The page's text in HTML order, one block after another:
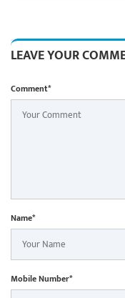
LEAVE YOUR
Comment*
Name*
Mobile Number*